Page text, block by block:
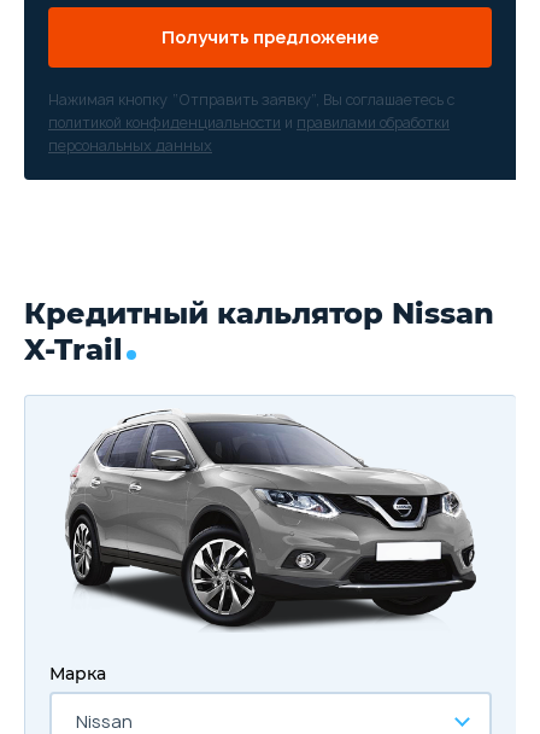
Получить предложение
Нажимая кнопку “Отправить заявку”, Вы соглашаетесь с
политикой конфиденциальности и правилами обработки
персональных данных
Кредитный кальлятор Nissan
X-Trail
Марка
Nissan